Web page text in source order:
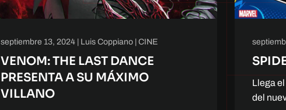
septiembre 13, 2024| Luis Coppiano| CINE
VENOM: THE LAST DANCE
PRESENTA A SU MÁXIMO
VILLANO
Llega
del